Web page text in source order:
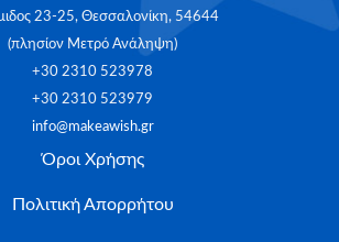
23-25, Θεσσαλονίκη, 54644
(πλησίον Μετρό Ανάληψη)
+30 2310 523978
+30 2310 523979
info@makeawish.gr
Όροι Χρήσης
Πολιτική Απορρήτου